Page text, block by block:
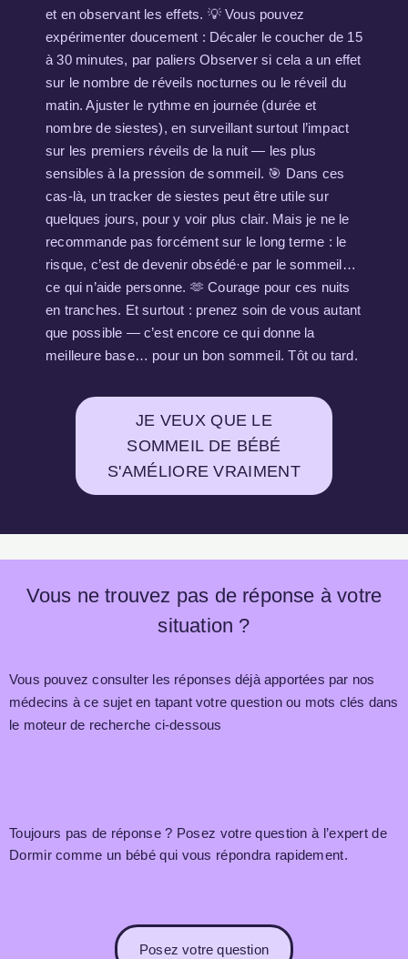
et en observant les effets. 💡 Vous pouvez
expérimenter doucement : Décaler le coucher de 15
à 30 minutes, par paliers Observer si cela a un effet
sur le nombre de réveils nocturnes ou le réveil du
matin. Ajuster le rythme en journée (durée et
nombre de siestes), en surveillant surtout l’impact
sur les premiers réveils de la nuit — les plus
sensibles à la pression de sommeil. 🎯 Dans ces
cas-là, un tracker de siestes peut être utile sur
quelques jours, pour y voir plus clair. Mais je ne le
recommande pas forcément sur le long terme : le
risque, c’est de devenir obsédé·e par le sommeil…
ce qui n’aide personne. 🫶 Courage pour ces nuits
en tranches. Et surtout : prenez soin de vous autant
que possible — c’est encore ce qui donne la
meilleure base… pour un bon sommeil. Tôt ou tard.
JE VEUX QUE LE
SOMMEIL DE BÉBÉ
S'AMÉLIORE VRAIMENT
Vous ne trouvez pas de réponse à votre
situation ?
Vous pouvez consulter les réponses déjà apportées par nos
médecins à ce sujet en tapant votre question ou mots clés dans
le moteur de recherche ci-dessous
Toujours pas de réponse ? Posez votre question à l’expert de
Dormir comme un bébé qui vous répondra rapidement.
Posez votre question